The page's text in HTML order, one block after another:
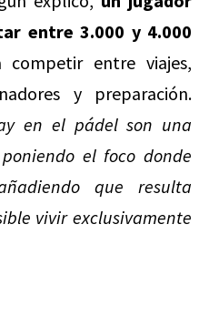
entre 3.000 y 4.000
competir entre viajes,
y preparación.
en el pádel son una
el foco donde
que resulta
vivir exclusivamente